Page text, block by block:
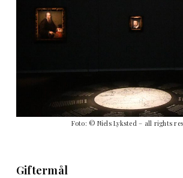
Foto: © Niels Lyksted – all rights
Giftermål